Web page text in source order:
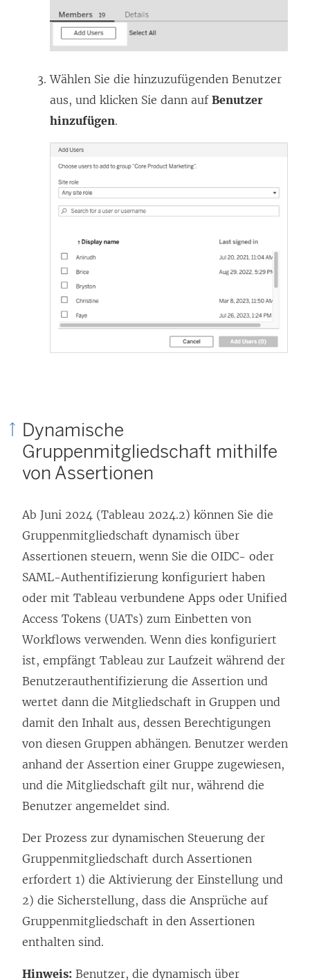
Wählen Sie die hinzuzufügenden Benutzer
aus, und klicken Sie dann auf Benutzer
hinzufügen.
Dynamische
Gruppenmitgliedschaft mithilfe
von Assertionen
Ab Juni 2024 (Tableau 2024.2) können Sie die
Gruppenmitgliedschaft dynamisch über
Assertionen steuern, wenn Sie die OIDC- oder
SAML-Authentifizierung konfiguriert haben
oder mit Tableau verbundene Apps oder Unified
Access Tokens (UATs) zum Einbetten von
Workflows verwenden. Wenn dies konfiguriert
ist, empfängt Tableau zur Laufzeit während der
Benutzerauthentifizierung die Assertion und
wertet dann die Mitgliedschaft in Gruppen und
damit den Inhalt aus, dessen Berechtigungen
von diesen Gruppen abhängen. Benutzer werden
anhand der Assertion einer Gruppe zugewiesen,
und die Mitgliedschaft gilt nur, während die
Benutzer angemeldet sind.
Der Prozess zur dynamischen Steuerung der
Gruppenmitgliedschaft durch Assertionen
erfordert 1) die Aktivierung der Einstellung und
2) die Sicherstellung, dass die Ansprüche auf
Gruppenmitgliedschaft in den Assertionen
enthalten sind.
Hinweis: Benutzer, die dynamisch über